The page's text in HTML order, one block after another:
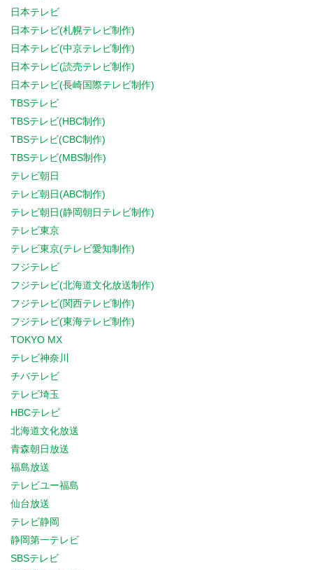
日本テレビ
日本テレビ(札幌テレビ制作)
日本テレビ(中京テレビ制作)
日本テレビ(読売テレビ制作)
日本テレビ(長崎国際テレビ制作)
TBSテレビ
TBSテレビ(HBC制作)
TBSテレビ(CBC制作)
TBSテレビ(MBS制作)
テレビ朝日
テレビ朝日(ABC制作)
テレビ朝日(静岡朝日テレビ制作)
テレビ東京
テレビ東京(テレビ愛知制作)
フジテレビ
フジテレビ(北海道文化放送制作)
フジテレビ(関西テレビ制作)
フジテレビ(東海テレビ制作)
TOKYO MX
テレビ神奈川
チバテレビ
テレビ埼玉
HBCテレビ
北海道文化放送
青森朝日放送
福島放送
テレビユー福島
仙台放送
テレビ静岡
静岡第一テレビ
SBSテレビ